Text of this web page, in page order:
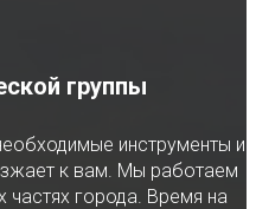
группы
инструменты и
к вам. Мы работаем
частях города. Время на